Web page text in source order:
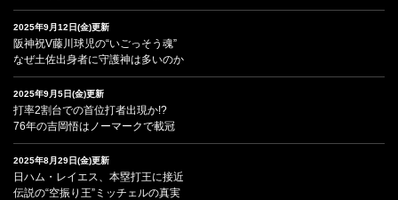
2025年9月12日(金)更新
阪神祝V藤川球児の“いごっそう魂”
なぜ土佐出身者に守護神は多いのか
2025年9月5日(金)更新
打率2割台での首位打者出現か!?
76年の吉岡悟はノーマークで載冠
2025年8月29日(金)更新
日ハム・レイエス、本塁打王に接近
伝説の“空振り王”ミッチェルの真実